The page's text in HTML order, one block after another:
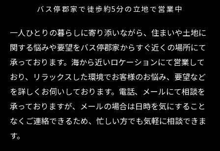
バス停郡家で徒歩約5分の立地で営業中
一人ひとりの暮らしに寄り添いながら、住まいや土地に
関する悩みや要望をバス停郡家からすぐ近くの場所にて
承っております。海から近いロケーションにて営業して
おり、リラックスした環境でお客様のお悩み、要望など
を詳しくお伺いしております。電話、メールにて相談を
承っておりますが、メールの場合は日時を気にすること
なくご連絡できるため、忙しい方でも気軽に相談できま
す。